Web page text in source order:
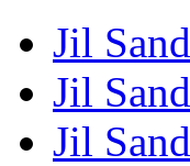
Jil
Jil
Jil